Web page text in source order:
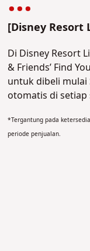
[Disney Resort
Di Disney Resort
& Friends’ Find
untuk dibeli mulai
otomatis di setiap
*Tergantung pada
periode penjualan.